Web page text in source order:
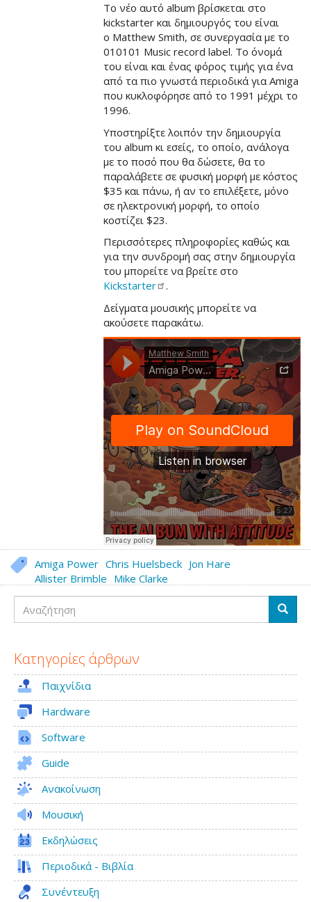
Το νέο αυτό album βρίσκεται στο
kickstarter και δημιουργός του είναι
ο Matthew Smith, σε συνεργασία με το
010101 Music record label. Το όνομά
του είναι και ένας φόρος τιμής για ένα
από τα πιο γνωστά περιοδικά για Amiga
που κυκλοφόρησε από το 1991 μέχρι το
1996.
Υποστηρίξτε λοιπόν την δημιουργία
του album κι εσείς, το οποίο, ανάλογα
με το ποσό που θα δώσετε, θα το
παραλάβετε σε φυσική μορφή με κόστος
$35 και πάνω, ή αν το επιλέξετε, μόνο
σε ηλεκτρονική μορφή, το οποίο
κοστίζει $23.
Περισσότερες πληροφορίες καθώς και
για την συνδρομή σας στην δημιουργία
του μπορείτε να βρείτε στο
Kickstarter
.
Δείγματα μουσικής μπορείτε να
ακούσετε παρακάτω.
Amiga Power Chris Huelsbeck Jon Hare
Allister Brimble Mike Clarke
Αναζήτηση
Κατηγορίες άρθρων
Παιχνίδια
Hardware
Software
Guide
Ανακοίνωση
Μουσική
Εκδηλώσεις
Περιοδικά - Βιβλία
Συνέντευξη